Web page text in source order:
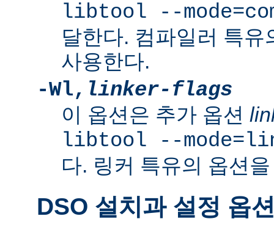
libtool --
달한다. 컴파일러 특
사용한다.
-Wl, linker-flags
이 옵션은 추가 옵션
libtool --
다. 링커 특유의 옵션
DSO 설치과 설정 옵